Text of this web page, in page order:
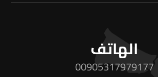
الهاتف
00905317979177